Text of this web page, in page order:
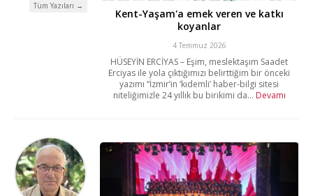
Tüm Yazıları →
Kent-Yaşam'a emek veren ve katkı
koyanlar
4 Temmuz 2026
HÜSEYİN ERCİYAS – Eşim, meslektaşım Saadet
Erciyas ile yola çıktığımızı belirttiğim bir önceki
yazımı “İzmir’in ‘kıdemli’ haber-bilgi sitesi
niteliğimizle 24 yıllık bu birikimi da... Devamı